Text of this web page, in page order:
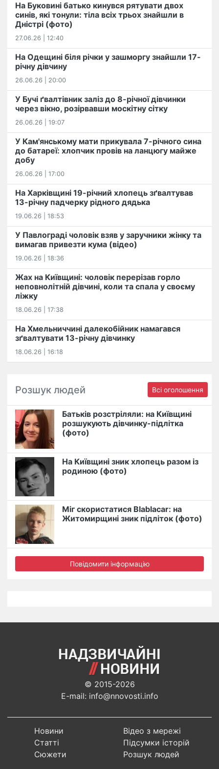
На Буковині батько кинувся рятувати двох
синів, які тонули: тіла всіх трьох знайшли в
Дністрі (фото)
27.06.26 | 12:40
На Одещині біля річки у зашморгу знайшли 17-
річну дівчину
26.06.26 | 20:00
У Бучі ґвалтівник заліз до 8-річної дівчинки
через вікно, розірвавши москітну сітку
26.06.26 | 19:07
У Кам'янському мати прикувала 7-річного сина
до батареї: хлопчик провів на ланцюгу майже
добу
26.06.26 | 17:00
На Харківщині 19-річний хлопець​ ️зґвалтував
13-річну падчерку рідного дядька
19.06.26 | 18:53
У Павлограді чоловік взяв у заручники жінку та
вимагав привезти кума (відео)
19.06.26 | 18:36
Жах на Київщині: чоловік перерізав горло
неповнолітній дівчині, коли та спала у своєму
ліжку
18.06.26 | 17:38
На Хмельниччині далекобійник намагався
зґвалтувати 13-річну дівчинку
18.06.26 | 16:18
Розшук людей Всі оголошення
Батьків розстріляли: на Київщині
розшукують дівчинку-підлітка
(фото)
На Київщині зник хлопець разом із
родиною (фото)
Міг скористатися Blablacar: на
Житомирщині зник підліток (фото)
Повідомити інформацію
© 2015-2026
E-mail: info@nnovosti.info
Новини
Статті
Сюжети
Відео з мережі
Підсумки історій
Розшук людей